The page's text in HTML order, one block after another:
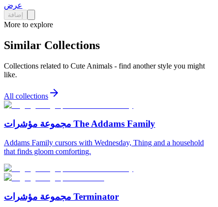
عرض
إضافة
More to explore
Similar Collections
Collections related to Cute Animals - find another style you might
like.
All collections
مجموعة مؤشرات The Addams Family
Addams Family cursors with Wednesday, Thing and a household
that finds gloom comforting.
مجموعة مؤشرات Terminator